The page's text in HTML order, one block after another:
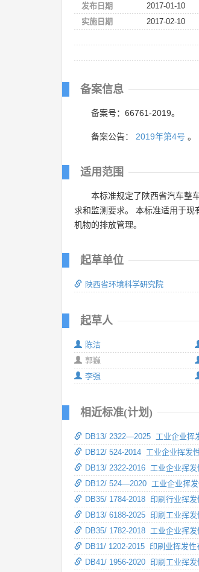
发布日期
2017-01-10
实施日期
2017-02-10
备案信息
备案号：66761-2019。
备案公告： 2019年第4号 。
适用范围
本标准规定了陕西省汽车整
求和监测要求。 本标准适用于
机物的排放管理。
起草单位
陕西省环境科学研究院
起草人
陈洁
郭巍
李强
相近标准(计划)
DB13/ 2322—2025 工业企业挥
DB12/ 524-2014 工业企业挥发
DB13/ 2322-2016 工业企业挥
DB12/ 524—2020 工业企业挥
DB35/ 1784-2018 印刷行业挥
DB13/ 6188-2025 印刷工业挥
DB35/ 1782-2018 工业企业挥
DB11/ 1202-2015 印刷业挥发性
DB41/ 1956-2020 印刷工业挥